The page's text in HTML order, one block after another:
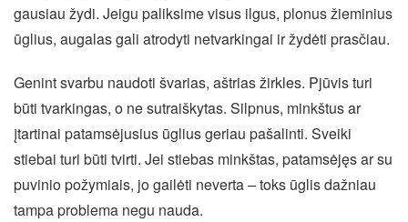
gausiau žydi. Jeigu paliksime visus ilgus, plonus žieminius
ūglius, augalas gali atrodyti netvarkingai ir žydėti prasčiau.
Genint svarbu naudoti švarias, aštrias žirkles. Pjūvis turi
būti tvarkingas, o ne sutraiškytas. Silpnus, minkštus ar
įtartinai patamsėjusius ūglius geriau pašalinti. Sveiki
stiebai turi būti tvirti. Jei stiebas minkštas, patamsėjęs ar su
puvinio požymiais, jo gailėti neverta – toks ūglis dažniau
tampa problema negu nauda.